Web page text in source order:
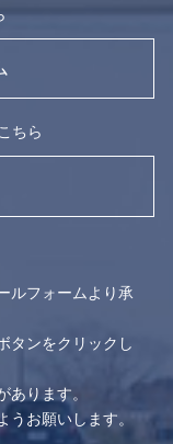
ちら
ルフォームより承
タンをクリックし
ります。
お願いします。